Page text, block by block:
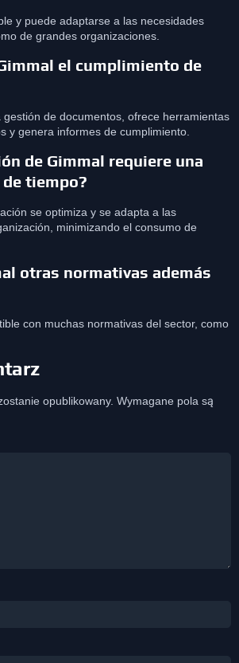
y puede adaptarse a las necesidades
de grandes organizaciones.
el cumplimiento de
de documentos, ofrece herramientas
y genera informes de cumplimiento.
de Gimmal requiere una
tiempo?
se optimiza y se adapta a las
minimizando el consumo de
otras normativas además
con muchas normativas del sector, como
opublikowany. Wymagane pola są